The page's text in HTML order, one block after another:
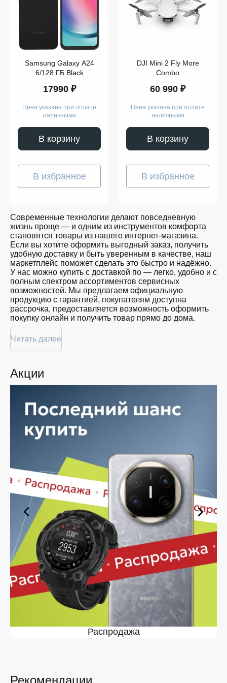
Компьютеры
Гаджеты
Аксессуары
Apple
Samsung
наушники
пылесосы
Выпрямители
волос
Стайлеры
и
работа
Забота
о
близких
Красота
Спорт
Для
дома
Цена
от
до
Показать
ещё
Память
128
GB
Samsung Galaxy A24
6/128 ГБ Black
17990 ₽
Цена указана при оплате
наличными
В корзину
В избранное
DJI Mini 2 Fly More
Combo
60 990 ₽
Цена указана при оплате
наличными
В корзину
В избранное
Современные технологии делают повседневную
жизнь проще — и одним из инструментов комфорта
становятся товары из нашего интернет-магазина.
Если вы хотите оформить выгодный заказ, получить
удобную доставку и быть уверенным в качестве, наш
маркетплейс поможет сделать это быстро и надёжно.
У нас можно купить с доставкой по — легко, удобно и с
полным спектром ассортиментов сервисных
возможностей. Мы предлагаем официальную
продукцию с гарантией, покупателям доступна
рассрочка, предоставляется возможность оформить
покупку онлайн и получить товар прямо до дома.
Покупателям доступна покупка по привлекательной
цене: мы регулярно обновляем ассортимент, следим
за актуальностью наличия и предоставляем большой
найдёте нужный продукт в нужный момент. Доставим
ваш товар быстро — независимо от объема, с
Планируете покупку в рассрочку? У нас есть такая
услуга. Мы предлагаем удобные условия оплаты,
позволяющие сделать покупку комфортной. Просто
выберите нужную позицию, добавьте в корзину и
Ассортимент в магазине iSpace в
На нашей торговой платформе представлен широкий
выбор продукции. Среди ассортимента, как новинки
рынка, так и проверенные временем модели. Каждый
продукт в каталоге соответствует стандартам
качества. Вы можете выбрать и заказать в в удобной
конфигурации и с доступной ценой.
Мы постоянно обновляем ассортимент, отслеживаем
наличие, поддерживаем актуальность информации,
касающейся цен и наличия. Благодаря этому клиенты
получают лучшие предложения и экономят своё
время. Преимущества покупки у нас:
Широкий выбор с регулярным обновлением. Мы
следим за новинками рынка и оперативно
добавляем их в каталог.
Читать далее
Акции
Распродажа